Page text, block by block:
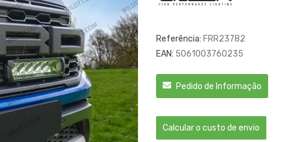
Referência: FRR23782
EAN: 5061003760235
Pedido de Informação
Calcular o custo de envio